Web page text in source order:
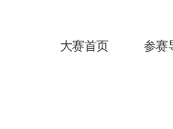
大赛首页 参赛